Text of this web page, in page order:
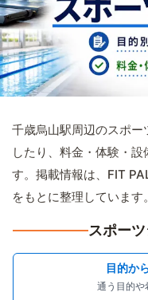
千歳烏山駅周辺のスポ
したり、料金・体験・
す。掲載情報は、FIT
をもとに整理しています。
スポー
目的か
通う目的や